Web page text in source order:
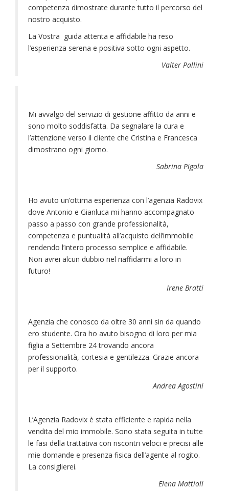
competenza dimostrate durante tutto il percorso del
nostro acquisto.
La Vostra guida attenta e affidabile ha reso
l’esperienza serena e positiva sotto ogni aspetto.
Valter Pallini
Mi avvalgo del servizio di gestione affitto da anni e
sono molto soddisfatta. Da segnalare la cura e
l’attenzione verso il cliente che Cristina e Francesca
dimostrano ogni giorno.
Sabrina Pigola
Ho avuto un’ottima esperienza con l’agenzia Radovix
dove Antonio e Gianluca mi hanno accompagnato
passo a passo con grande professionalità,
competenza e puntualità all’acquisto dell’immobile
rendendo l’intero processo semplice e affidabile.
Non avrei alcun dubbio nel riaffidarmi a loro in
futuro!
Irene Bratti
Agenzia che conosco da oltre 30 anni sin da quando
ero studente. Ora ho avuto bisogno di loro per mia
figlia a Settembre 24 trovando ancora
professionalità, cortesia e gentilezza. Grazie ancora
per il supporto.
Andrea Agostini
L’Agenzia Radovix è stata efficiente e rapida nella
vendita del mio immobile. Sono stata seguita in tutte
le fasi della trattativa con riscontri veloci e precisi alle
mie domande e presenza fisica dell’agente al rogito.
La consiglierei.
Elena Mattioli